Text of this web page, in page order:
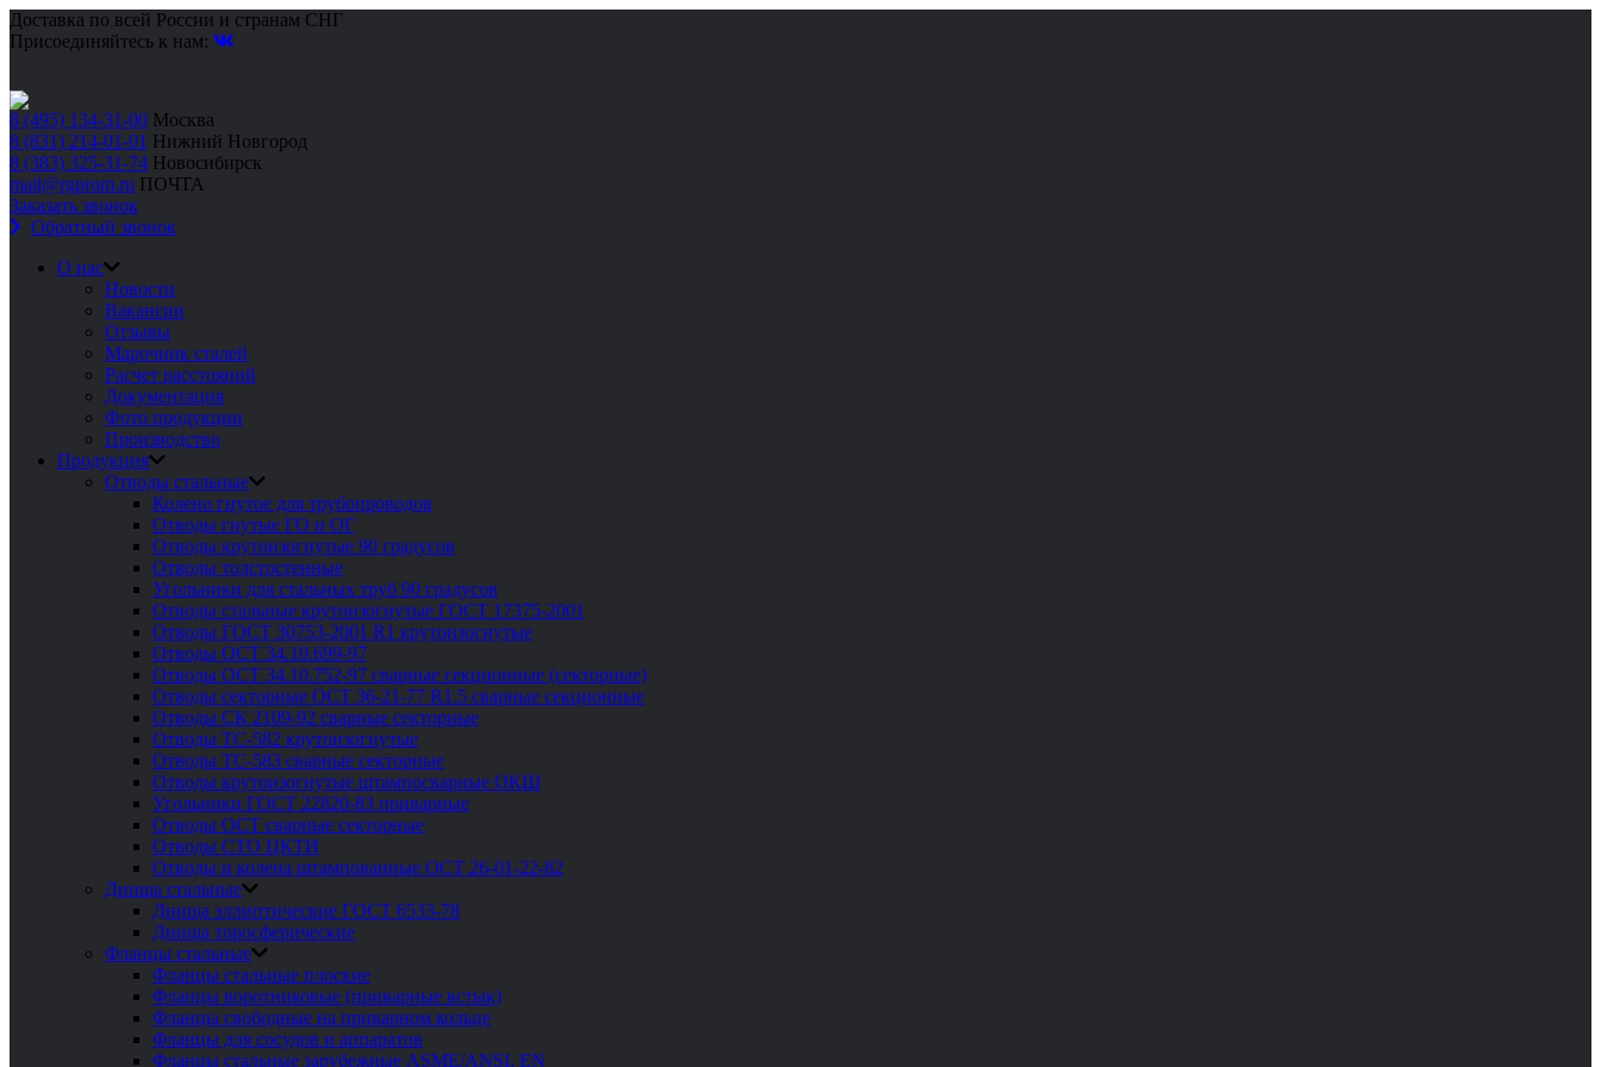
Доставка по всей России и странам СНГ
Присоединяйтесь к нам:
8 (495) 134-31-00 Москва
8 (831) 214-01-01 Нижний Новгород
8 (383) 325-31-74 Новосибирск
mail@rgprom.ru ПОЧТА
Заказать звонок
Обратный звонок
О нас
Новости
Вакансии
Отзывы
Марочник сталей
Расчет расстояний
Документация
Фото продукции
Производство
Продукция
Отводы стальные
Колено гнутое для трубопроводов
Отводы гнутые ГО и ОГ
Отводы крутоизогнутые 90 градусов
Отводы толстостенные
Угольники для стальных труб 90 градусов
Отводы стальные крутоизогнутые ГОСТ 17375-2001
Отводы ГОСТ 30753-2001 R1 крутоизогнутые
Отводы ОСТ 34.10.699-97
Отводы ОСТ 34.10.752-97 сварные секционные (секторные)
Отводы секторные ОСТ 36-21-77 R1.5 сварные секционные
Отводы СК 2109-92 сварные секторные
Отводы ТС-582 крутоизогнутые
Отводы ТС-583 сварные секторные
Отводы крутоизогнутые штампосварные ОКШ
Угольники ГОСТ 22820-83 приварные
Отводы ОСТ сварные секторные
Отводы СТО ЦКТИ
Отводы и колена штампованные ОСТ 26-01-22-82
Днища стальные
Днища эллиптические ГОСТ 6533-78
Днища торосферические
Фланцы стальные
Фланцы стальные плоские
Фланцы воротниковые (приварные встык)
Фланцы свободные на приварном кольце
Фланцы для сосудов и аппаратов
Фланцы стальные зарубежные ASME/ANSI, EN